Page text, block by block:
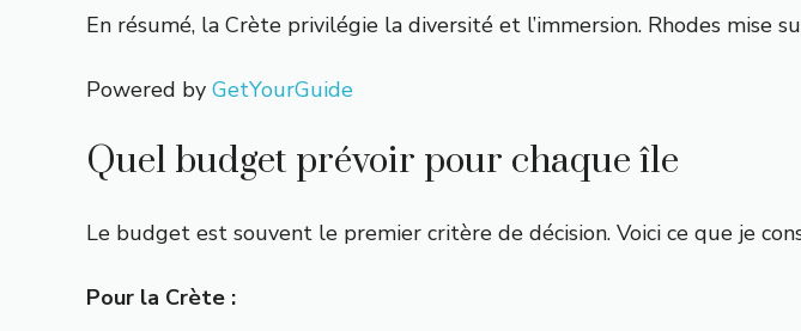
En résumé, la Crète privilégie la diversité et l’immersion. Rhodes mise
Powered by GetYourGuide
Quel budget prévoir pour chaque île
Le budget est souvent le premier critère de décision. Voici ce que je
Pour la Crète :